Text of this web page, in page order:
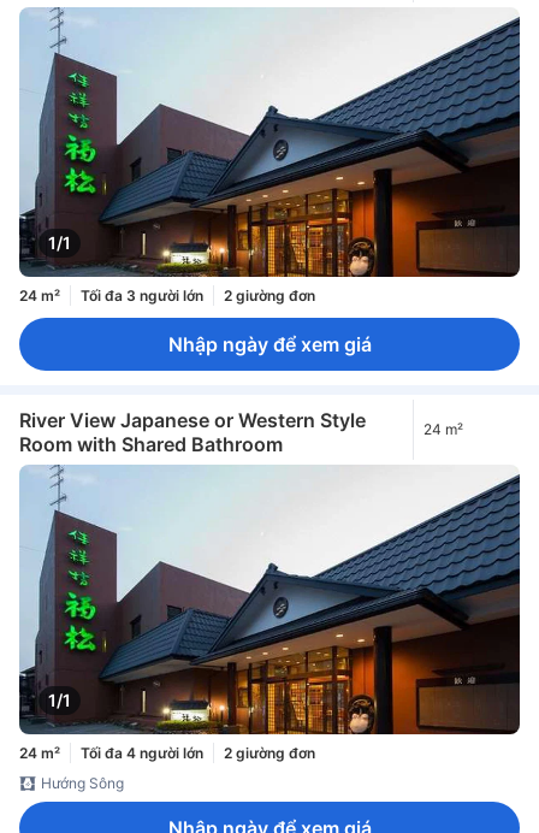
1/1
24 m² Tối đa 3 người lớn 2 giường đơn
Nhập ngày để xem giá
River View Japanese or Western Style
Room with Shared Bathroom
24 m²
1/1
24 m² Tối đa 4 người lớn
2 giường đơn
Hướng Sông